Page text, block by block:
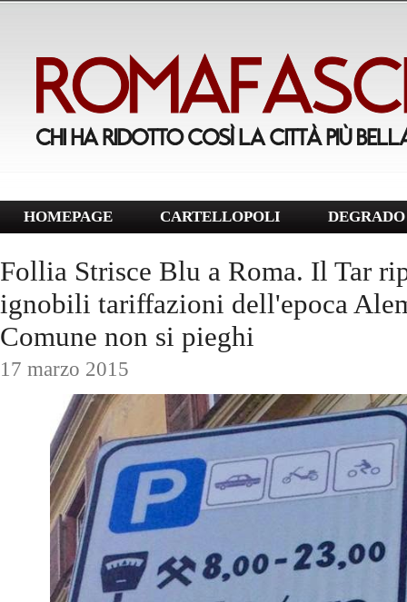
HOMEPAGE CARTELLOPOLI
Follia Strisce Blu a Roma. Il Tar
ignobili tariffazioni dell'epoca
Comune non si pieghi
17 marzo 2015